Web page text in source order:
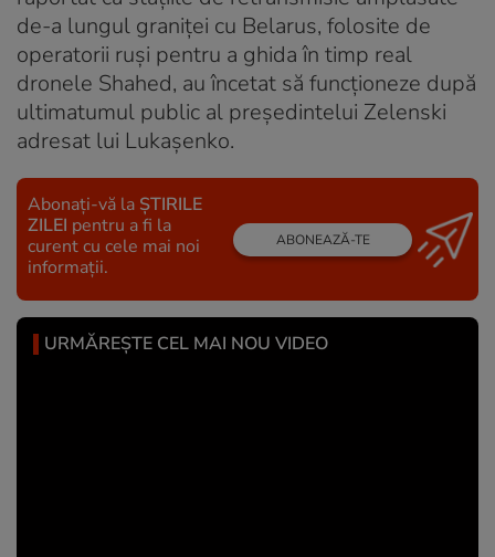
de-a lungul graniței cu Belarus, folosite de
operatorii ruși pentru a ghida în timp real
dronele Shahed, au încetat să funcționeze după
ultimatumul public al președintelui Zelenski
adresat lui Lukașenko.
Abonați-vă la ȘTIRILE
ZILEI pentru a fi la
curent cu cele mai noi
informații.
ABONEAZĂ-TE
URMĂREȘTE CEL MAI NOU VIDEO